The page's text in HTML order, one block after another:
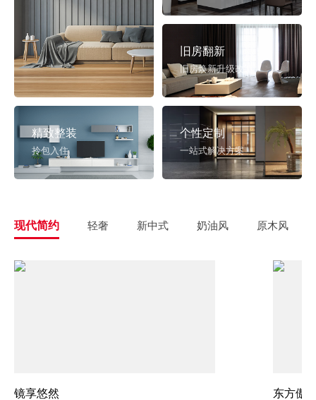
旧房翻新
旧房焕新升级改造
精致整装
拎包入住
个性定制
一站式解决方案
现代简约 轻奢 新中式 奶油风 原木风
镜享悠然 东方傲